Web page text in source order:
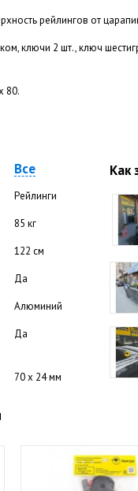
рейлингов от
ключи 2 шт., ключ
80.
Все
Рейлинги
85 кг
122 см
Да
Алюминий
Да
70 х 24 мм
Как